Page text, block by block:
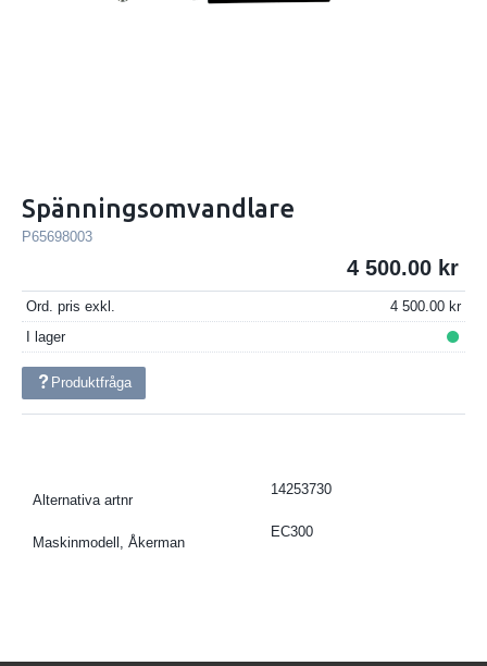
Spänningsomvandlare
P65698003
4 500.00
Ord. pris exkl.
4 500.00
I lager
Produktfråga
Alternativa artnr
14253730
Maskinmodell, Åkerman
EC300